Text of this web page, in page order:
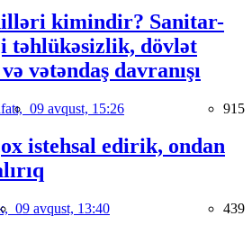
kimindir? Sanitar-
təhlükəsizlik, dövlət
vətəndaş davranışı
09 avqust, 15:26 915
istehsal edirik, ondan
09 avqust, 13:40 439